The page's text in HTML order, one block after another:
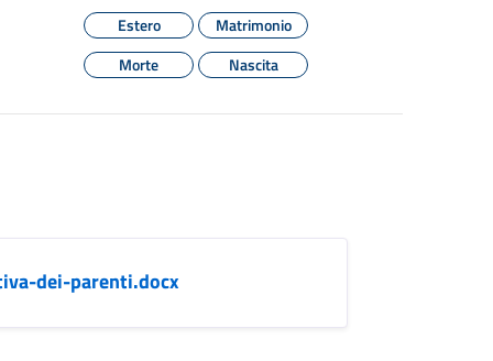
Estero
Matrimonio
Morte
Nascita
dei-parenti.docx